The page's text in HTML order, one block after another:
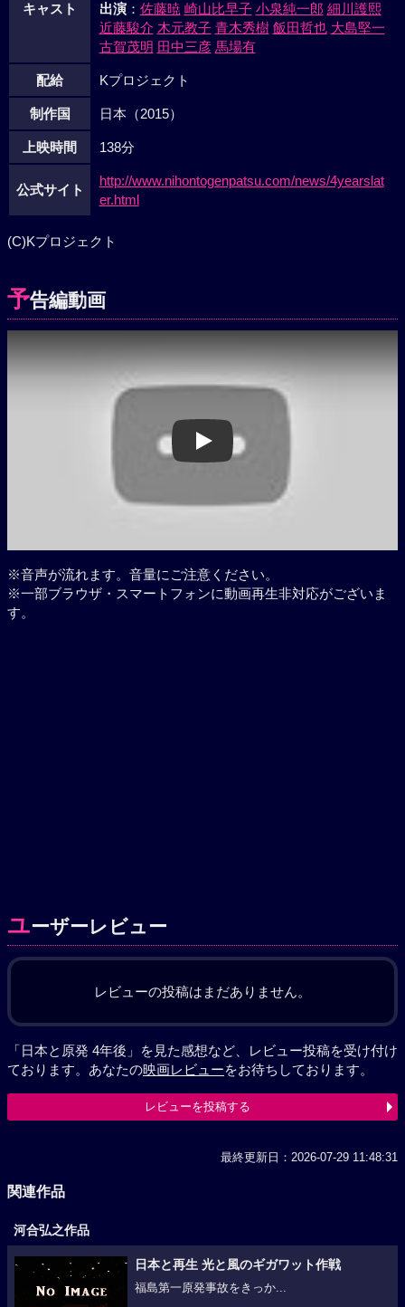
キャスト
出演： 佐藤暁 崎山比早子 小泉純一郎 細川護熙
近藤駿介 木元教子 青木秀樹 飯田哲也 大島堅一
古賀茂明 田中三彦 馬場有
配給 Kプロジェクト
制作国 日本（2015）
上映時間 138分
公式サイト
http://www.nihontogenpatsu.com/news/4yearslat
er.html
(C)Kプロジェクト
予告編動画
Play
※音声が流れます。音量にご注意ください。
※一部ブラウザ・スマートフォンに動画再生非対応がございま
す。
ユーザーレビュー
レビューの投稿はまだありません。
「日本と原発 4年後」を見た感想など、レビュー投稿を受け付け
ております。あなたの映画レビューをお待ちしております。
レビューを投稿する
最終更新日：2026-07-29 11:48:31
関連作品
河合弘之作品
日本と再生 光と風のギガワット作戦
福島第一原発事故をきっか...